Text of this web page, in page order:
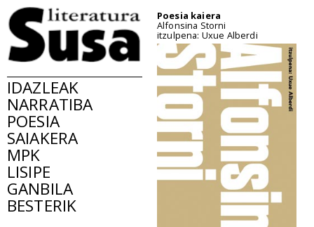
IDAZLEAK
NARRATIBA
POESIA
SAIAKERA
MPK
LISIPE
GANBILA
BESTERIK
Poesia kaiera
Alfonsina Storni
itzulpena: Uxue Alberdi